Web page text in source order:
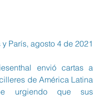
París, agosto 4 de 2021
envió cartas a
de América Latina
urgiendo que sus